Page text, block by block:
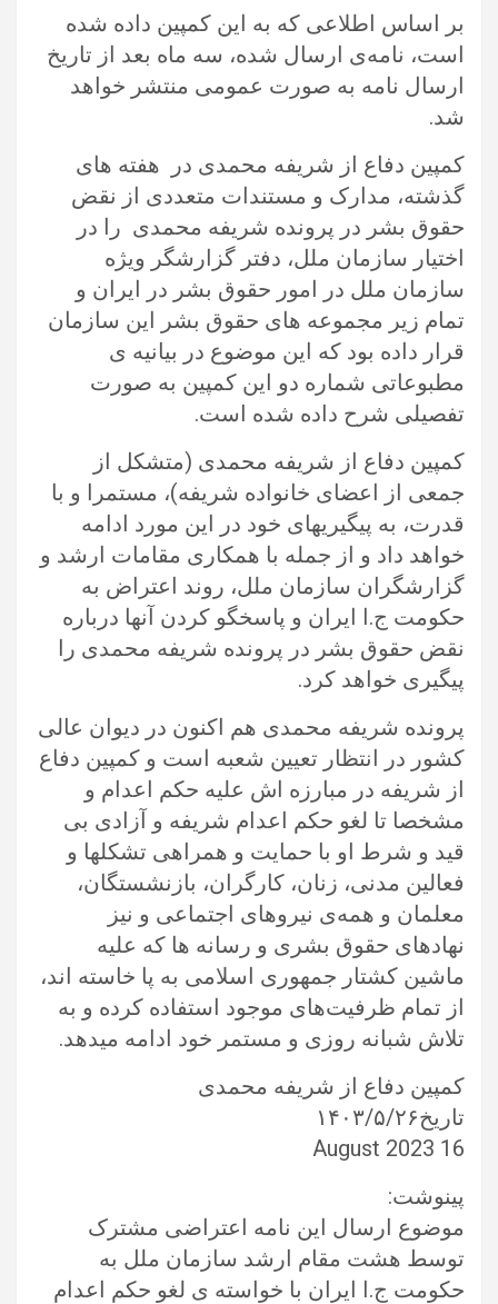
بر اساس اطلاعی که به این کمپین داده شده
است، نامه‌ی ارسال شده، سه ماه بعد از تاریخ
ارسال نامه به صورت عمومی منتشر خواهد
شد.
کمپین دفاع از شریفه محمدی در هفته های
گذشته، مدارک و مستندات متعددی از نقض
حقوق بشر در پرونده شریفه محمدی را در
اختیار سازمان ملل، دفتر گزارشگر ویژه
سازمان ملل در امور حقوق بشر در ایران و
تمام زیر مجموعه های حقوق بشر این سازمان
قرار داده بود که این موضوع در بیانیه ی
مطبوعاتی شماره دو این کمپین به صورت
تفصیلی شرح داده شده است.
کمپین دفاع از شریفه محمدی (متشکل از
جمعی از اعضای خانواده شریفه)، مستمرا و با
قدرت، به پیگیریهای خود در این مورد ادامه
خواهد داد و از جمله با همکاری مقامات ارشد و
گزارشگران سازمان ملل، روند اعتراض به
حکومت ج.ا ایران و پاسخگو کردن آنها درباره
نقض حقوق بشر در پرونده شریفه محمدی را
پیگیری خواهد کرد.
پرونده شریفه محمدی هم اکنون در دیوان عالی
کشور در انتظار تعیین شعبه است و کمپین دفاع
از شریفه در مبارزه اش علیه حکم اعدام و
مشخصا تا لغو حکم اعدام شریفه و آزادی بی
قید و شرط او با حمایت و همراهی تشکلها و
فعالین مدنی، زنان، کارگران، بازنشستگان،
معلمان و همه‌ی نیروهای اجتماعی و نیز
نهادهای حقوق بشری و رسانه ها که علیه
ماشین کشتار جمهوری اسلامی به پا خاسته اند،
از تمام ظرفیت‌های موجود استفاده کرده و به
تلاش شبانه روزی و مستمر خود ادامه میدهد.
کمپین دفاع از شریفه محمدی
تاریخ۱۴۰۳/۵/۲۶
16 August 2023
پینوشت:
موضوع ارسال این نامه اعتراضی مشترک
توسط هشت مقام ارشد سازمان ملل به
حکومت ج.ا ایران با خواسته ی لغو حکم اعدام